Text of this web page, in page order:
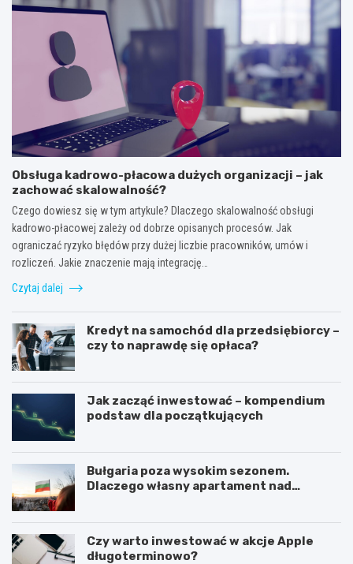
Obsługa kadrowo-płacowa dużych organizacji – jak
zachować skalowalność?
Czego dowiesz się w tym artykule? Dlaczego skalowalność obsługi
kadrowo-płacowej zależy od dobrze opisanych procesów. Jak
ograniczać ryzyko błędów przy dużej liczbie pracowników, umów i
rozliczeń. Jakie znaczenie mają integrację…
Czytaj dalej
Kredyt na samochód dla przedsiębiorcy –
czy to naprawdę się opłaca?
Jak zacząć inwestować – kompendium
podstaw dla początkujących
Bułgaria poza wysokim sezonem.
Dlaczego własny apartament nad
Czy warto inwestować w akcje Apple
długoterminowo?